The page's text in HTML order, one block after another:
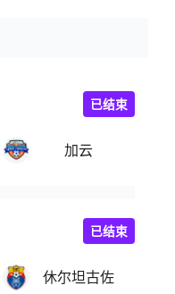
加云
已结束
休尔坦古佐
已结束